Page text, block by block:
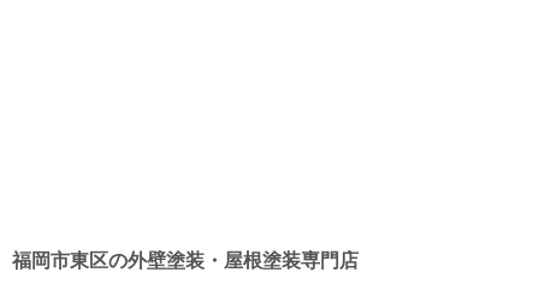
福岡市東区の外壁塗装・屋根塗装専門店